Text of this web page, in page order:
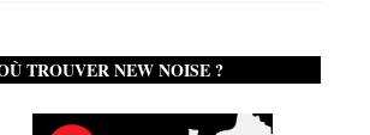
TROUVER NEW NOISE ?